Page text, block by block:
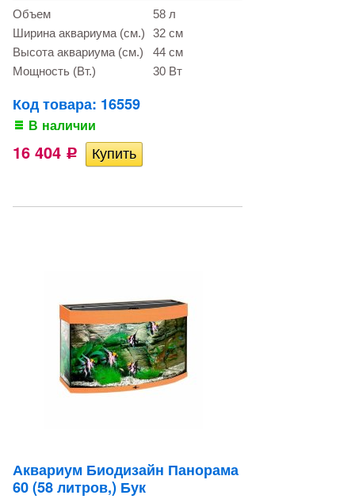
Объем
58 л
Ширина аквариума (см.)
32 см
Высота аквариума (см.)
44 см
Мощность (Вт.)
30 Вт
Код товара: 16559
В наличии
16 404 Р
Аквариум Биодизайн Панорама
60 (58 литров,) Бук